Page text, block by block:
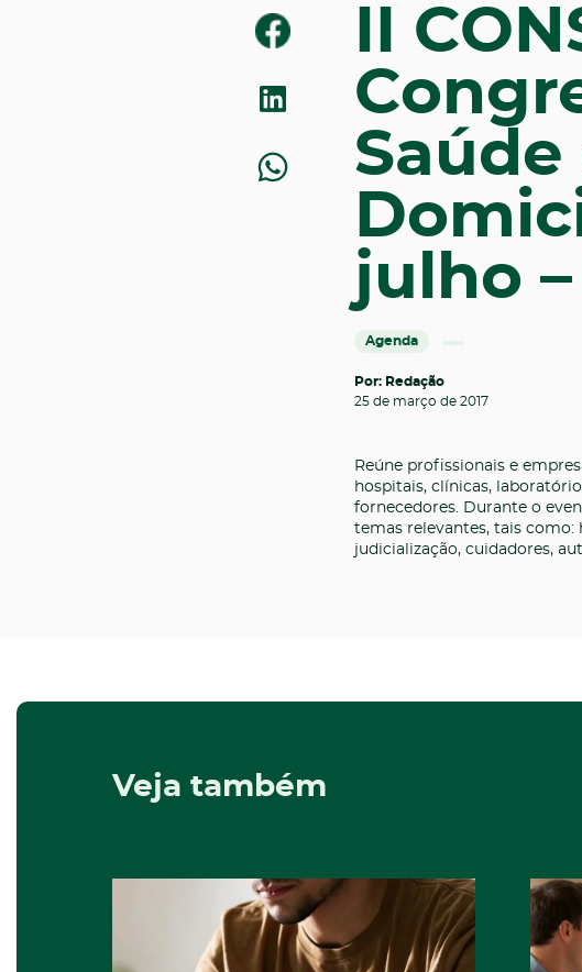
II
julho
Agenda
Por: Redação
25 de março de 2017
Reúne profissionais e
hospitais, clínicas,
fornecedores. Durante o
temas relevantes, tais como:
judicialização, cuidadores,
Veja também